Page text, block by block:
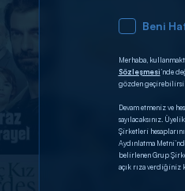
Beni
Merhaba,
Sözleşmesi’nde
gözden
Devam etmeniz ve
sayılacaksınız.
Şirketleri
Aydınlatma
belirlenen Grup
açık rıza verdiğiniz